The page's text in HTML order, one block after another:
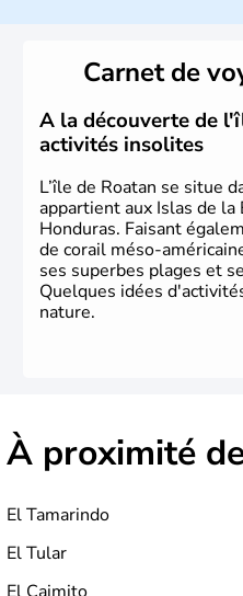
Carnet de
A la découverte de
activités insolites
L’île de Roatan se situe
appartient aux Islas de
Honduras. Faisant
de corail méso-
ses superbes plages et
Quelques idées
nature.
À proximité
El Tamarindo
El Tular